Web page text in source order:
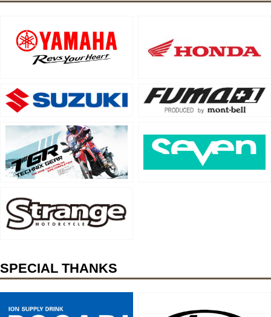
SPECIAL THANKS